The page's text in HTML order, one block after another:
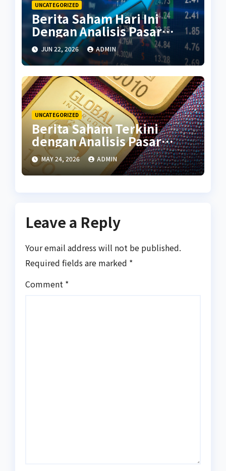
UNCATEGORIZED
Berita Saham Hari Ini
Dengan Analisis Pasar
Terbaru
JUN 22, 2026 ADMIN
UNCATEGORIZED
Berita Saham Terkini
dengan Analisis Pasar
Global
MAY 24, 2026 ADMIN
Leave a Reply
Your email address will not be published.
Required fields are marked *
Comment *